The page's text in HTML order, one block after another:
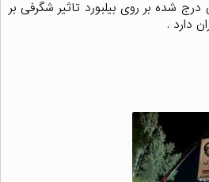
درج شده بر روی بیلبورد تاثیر شگرفی بر
دارد .